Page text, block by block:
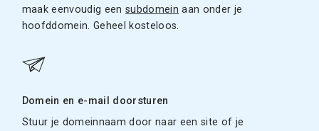
maak eenvoudig eensubdomein aan onder je
hoofddomein. Geheel kosteloos.
Domein en e-mail doorsturen
Stuur je domeinnaam door naar een site of je